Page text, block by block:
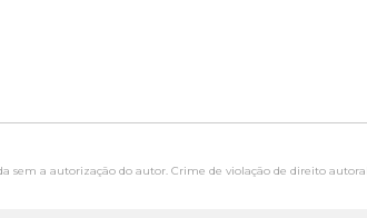
a autorização do autor. Crime de violação de direito